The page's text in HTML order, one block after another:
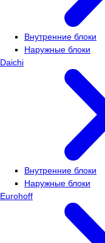
Внутренние блоки
Наружные блоки
Daichi
Внутренние блоки
Наружные блоки
Eurohoff